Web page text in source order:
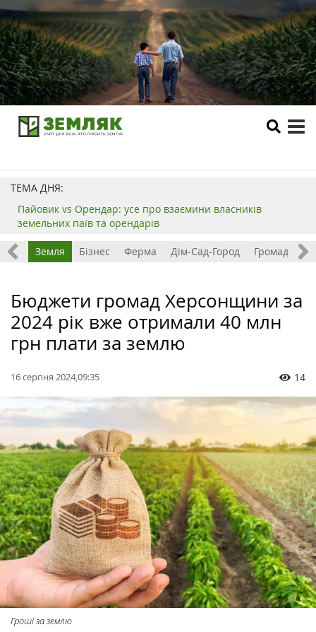
ТЕМА ДНЯ:
Пайовик vs Орендар: усе про взаємини власників
земельних паїв та орендарів
Все Земля Бізнес Ферма Дім-Сад-Город Громада
Бюджети громад Херсонщини за
2024 рік вже отримали 40 млн
грн плати за землю
16 серпня 2024,09:35 14
Гроші за землю